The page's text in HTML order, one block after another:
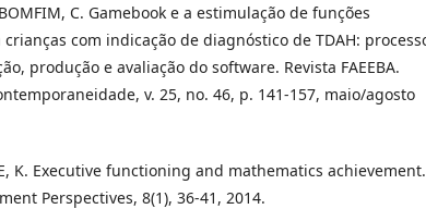
C. Gamebook e a estimulação de funções
com indicação de diagnóstico de TDAH:
produção e avaliação do software. Revista FAEEBA.
v. 25, no. 46, p. 141-157, maio/agosto
K. Executive functioning and mathematics achievement.
Perspectives, 8(1), 36-41, 2014.